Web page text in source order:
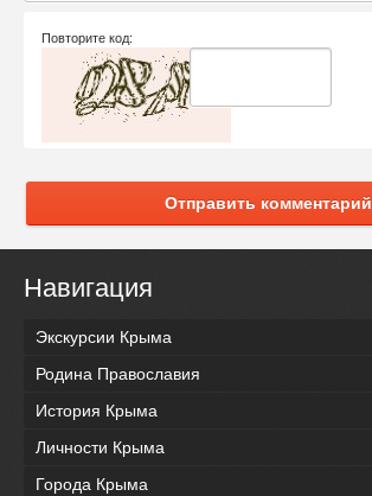
Повторите код:
Отправить комментарий
Навигация
Экскурсии Крыма
Родина Православия
История Крыма
Личности Крыма
Города Крыма